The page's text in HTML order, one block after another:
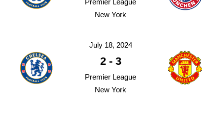
Premier League
New York
July 18, 2024
2- 3
Premier League
New York